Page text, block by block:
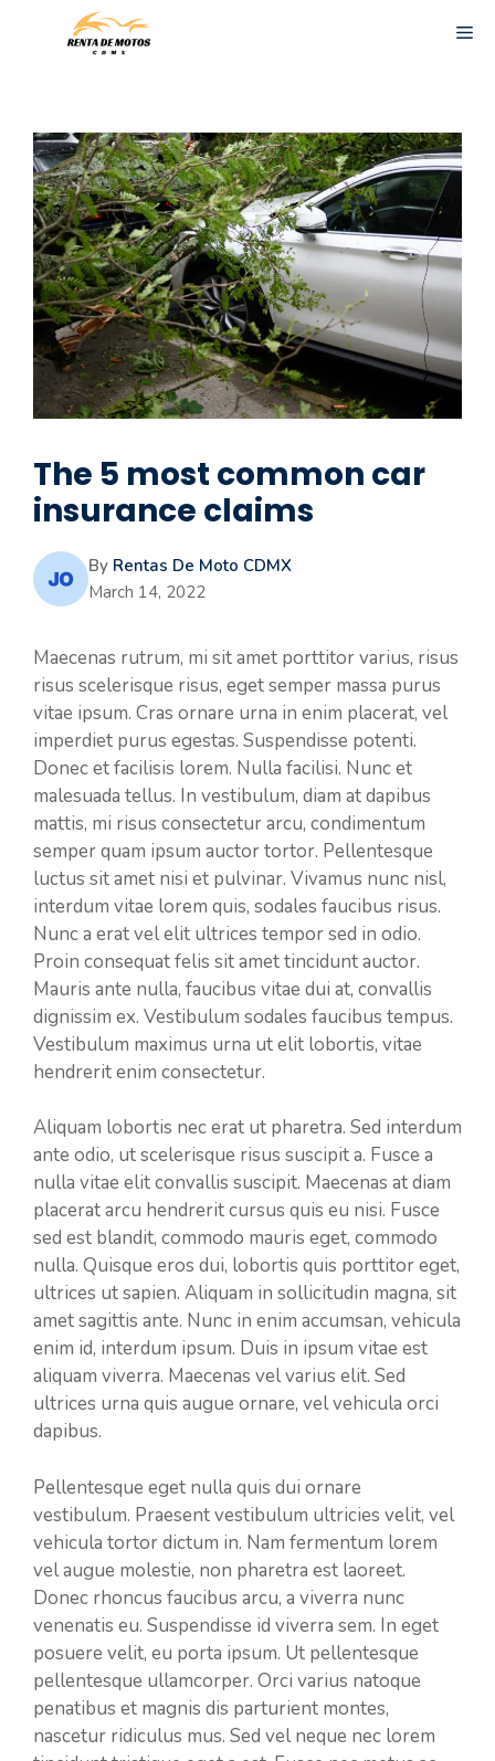
The 5 most common car
insurance claims
By Rentas De Moto CDMX
March 14, 2022
Maecenas rutrum, mi sit amet porttitor varius, risus
risus scelerisque risus, eget semper massa purus
vitae ipsum. Cras ornare urna in enim placerat, vel
imperdiet purus egestas. Suspendisse potenti.
Donec et facilisis lorem. Nulla facilisi. Nunc et
malesuada tellus. In vestibulum, diam at dapibus
mattis, mi risus consectetur arcu, condimentum
semper quam ipsum auctor tortor. Pellentesque
luctus sit amet nisi et pulvinar. Vivamus nunc nisl,
interdum vitae lorem quis, sodales faucibus risus.
Nunc a erat vel elit ultrices tempor sed in odio.
Proin consequat felis sit amet tincidunt auctor.
Mauris ante nulla, faucibus vitae dui at, convallis
dignissim ex. Vestibulum sodales faucibus tempus.
Vestibulum maximus urna ut elit lobortis, vitae
hendrerit enim consectetur.
Aliquam lobortis nec erat ut pharetra. Sed interdum
ante odio, ut scelerisque risus suscipit a. Fusce a
nulla vitae elit convallis suscipit. Maecenas at diam
placerat arcu hendrerit cursus quis eu nisi. Fusce
sed est blandit, commodo mauris eget, commodo
nulla. Quisque eros dui, lobortis quis porttitor eget,
ultrices ut sapien. Aliquam in sollicitudin magna, sit
amet sagittis ante. Nunc in enim accumsan, vehicula
enim id, interdum ipsum. Duis in ipsum vitae est
aliquam viverra. Maecenas vel varius elit. Sed
ultrices urna quis augue ornare, vel vehicula orci
dapibus.
Pellentesque eget nulla quis dui ornare
vestibulum. Praesent vestibulum ultricies velit, vel
vehicula tortor dictum in. Nam fermentum lorem
vel augue molestie, non pharetra est laoreet.
Donec rhoncus faucibus arcu, a viverra nunc
venenatis eu. Suspendisse id viverra sem. In eget
posuere velit, eu porta ipsum. Ut pellentesque
pellentesque ullamcorper. Orci varius natoque
penatibus et magnis dis parturient montes,
nascetur ridiculus mus. Sed vel neque nec lorem